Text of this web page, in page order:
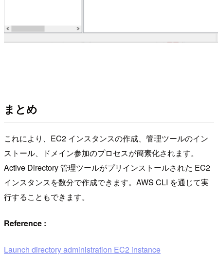
まとめ
これにより、EC2 インスタンスの作成、管理ツールのイン
ストール、ドメイン参加のプロセスが簡素化されます。
Active Directory 管理ツールがプリインストールされた EC2
インスタンスを数分で作成できます。AWS CLI を通じて実
行することもできます。
Reference :
Launch directory administration EC2 instance